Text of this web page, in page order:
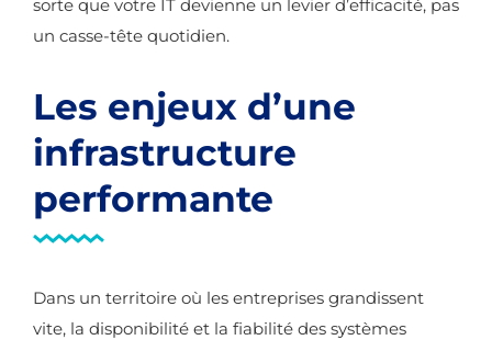
sorte que votre IT devienne un levier d’efficacité, pas
un casse-tête quotidien.
Les enjeux d’une
infrastructure
performante
Dans un territoire où les entreprises grandissent
vite, la disponibilité et la fiabilité des systèmes